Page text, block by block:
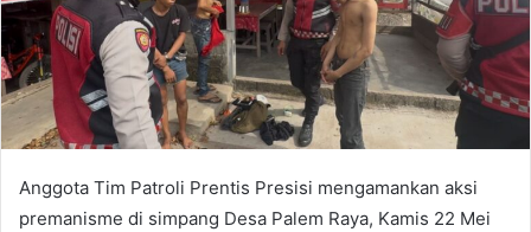
Anggota Tim Patroli Prentis Presisi mengamankan aksi
premanisme di simpang Desa Palem Raya, Kamis 22 Mei